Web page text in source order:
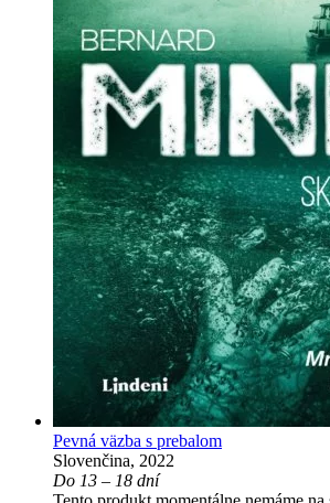
Pevná väzba s prebalom
Slovenčina, 2022
Do 13 – 18 dní